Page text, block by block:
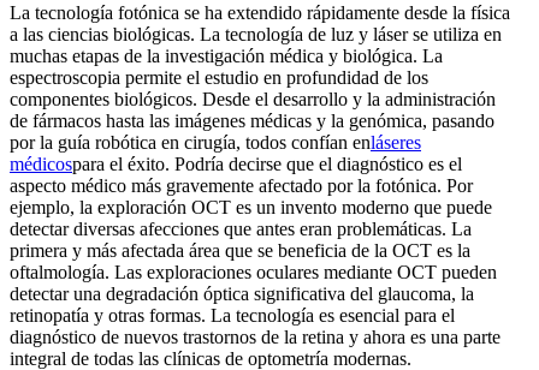
La tecnología fotónica se ha extendido rápidamente desde la física
a las ciencias biológicas. La tecnología de luz y láser se utiliza en
muchas etapas de la investigación médica y biológica. La
espectroscopia permite el estudio en profundidad de los
componentes biológicos. Desde el desarrollo y la administración
de fármacos hasta las imágenes médicas y la genómica, pasando
por la guía robótica en cirugía, todos confían enláseres
médicospara el éxito. Podría decirse que el diagnóstico es el
aspecto médico más gravemente afectado por la fotónica. Por
ejemplo, la exploración OCT es un invento moderno que puede
detectar diversas afecciones que antes eran problemáticas. La
primera y más afectada área que se beneficia de la OCT es la
oftalmología. Las exploraciones oculares mediante OCT pueden
detectar una degradación óptica significativa del glaucoma, la
retinopatía y otras formas. La tecnología es esencial para el
diagnóstico de nuevos trastornos de la retina y ahora es una parte
integral de todas las clínicas de optometría modernas.